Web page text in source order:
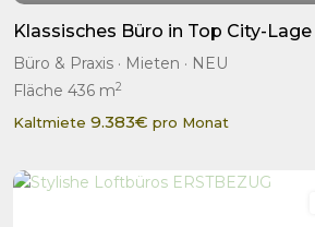
Klassisches Büro in Top City-
Büro & Praxis · Mieten · NEU
Fläche 436 m2
Kaltmiete 9.383€ pro Monat